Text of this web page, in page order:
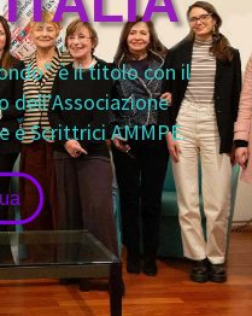
è il titolo con il
e Scrittrici AMMPE.